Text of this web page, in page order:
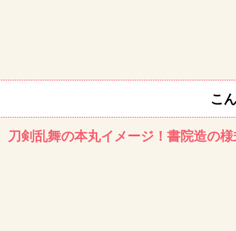
こ
刀剣乱舞の本丸イメージ！書院造の